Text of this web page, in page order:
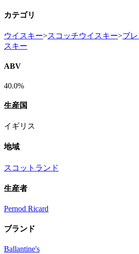
カテゴリ
ウイスキー>スコッチウイスキー>ブ
スキー
ABV
40.0%
生産国
イギリス
地域
スコットランド
生産者
Pernod Ricard
ブランド
Ballantine's